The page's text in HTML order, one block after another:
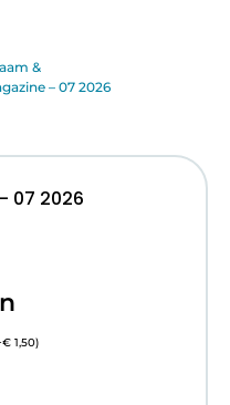
&
– 07 2026
07 2026
€ 1,50)